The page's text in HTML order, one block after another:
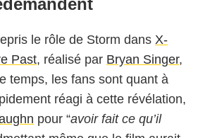
le rôle de Storm dans X-
Past, réalisé par Bryan Singer,
temps, les fans sont quant à
réagi à cette révélation,
pour “avoir fait ce qu’il